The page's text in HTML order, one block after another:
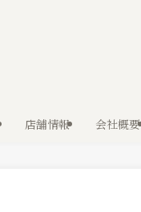
店舗情報 会社概要